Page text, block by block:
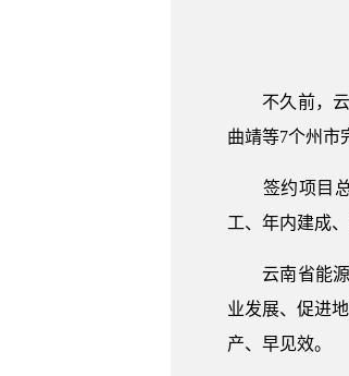
不久前，云南
曲靖等7个州市
签约项目总
工、年内建成
云南省能源
业发展、促进
产、早见效。